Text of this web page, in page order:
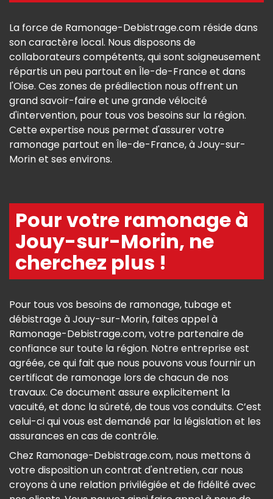
La force de Ramonage-Debistrage.com réside dans
son caractère local. Nous disposons de
collaborateurs compétents, qui sont soigneusement
répartis un peu partout en Île-de-France et dans
l'Oise. Ces zones de prédilection nous offrent un
grand savoir-faire et une grande vélocité
d'intervention, pour tous vos besoins sur la région.
Cette expertise nous permet d'assurer votre
ramonage partout en Île-de-France, à Jouy-sur-
Morin et ses environs.
Pour votre ramonage à
Jouy-sur-Morin, ne
cherchez plus !
Pour tous vos besoins de ramonage, tubage et
débistrage à Jouy-sur-Morin, faites appel à
Ramonage-Debistrage.com, votre partenaire de
confiance sur toute la région. Notre entreprise est
agréée, ce qui fait que nous pouvons vous fournir un
certificat de ramonage lors de chacun de nos
travaux. Ce document assure explicitement la
vacuité, et donc la sûreté, de tous vos conduits. C’est
celui-ci qui vous est demandé par la législation et les
assurances en cas de contrôle.
Chez Ramonage-Debistrage.com, nous mettons à
votre disposition un contrat d'entretien, car nous
croyons à une relation privilégiée et de fidélité avec